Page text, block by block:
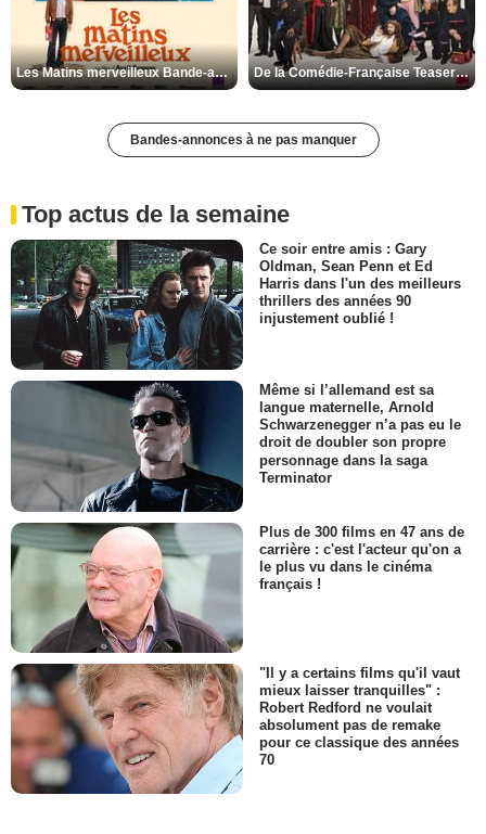
Les Matins merveilleux Bande-annonce VF De la Comédie-Française Teaser VF
Bandes-annonces à ne pas manquer
Top actus de la semaine
Ce soir entre amis : Gary
Oldman, Sean Penn et Ed
Harris dans l'un des meilleurs
thrillers des années 90
injustement oublié !
Même si l’allemand est sa
langue maternelle, Arnold
Schwarzenegger n’a pas eu le
droit de doubler son propre
personnage dans la saga
Terminator
Plus de 300 films en 47 ans de
carrière : c'est l'acteur qu'on a
le plus vu dans le cinéma
français !
"Il y a certains films qu'il vaut
mieux laisser tranquilles" :
Robert Redford ne voulait
absolument pas de remake
pour ce classique des années
70